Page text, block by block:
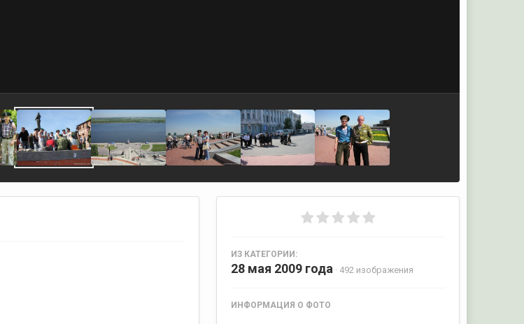
ИЗ КАТЕГОРИИ:
28 мая 2009 года · 492 изображения
ИНФОРМАЦИЯ О ФОТО